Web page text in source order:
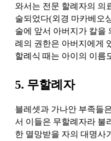
와서는 전문 할례자의 의
술되었다(외경 마카베오
술에 앞서 아버지가 칼을
례의 권한은 아버지에게
할례식 때는 아이의 이름
5. 무할례자
블레셋과 가나안 부족들
서 이들은 무할례자라 불
한 멸망받을 자의 대명사